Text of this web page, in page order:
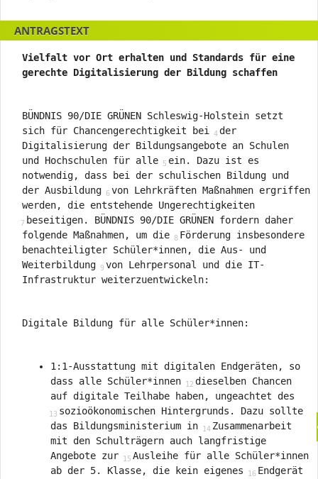
verschiedene
Rahmendaten
zum
ANTRAGSTEXT
Vielfalt vor Ort erhalten und Standards für eine
gerechte Digitalisierung der Bildung schaffen
BÜNDNIS 90/DIE GRÜNEN Schleswig-Holstein setzt
sich für Chancengerechtigkeit bei der
Digitalisierung der Bildungsangebote an Schulen
und Hochschulen für alle ein. Dazu ist es
notwendig, dass bei der schulischen Bildung und
der Ausbildung von Lehrkräften Maßnahmen ergriffen
werden, die entstehende Ungerechtigkeiten
beseitigen. BÜNDNIS 90/DIE GRÜNEN fordern daher
folgende Maßnahmen, um die Förderung insbesondere
benachteiligter Schüler*innen, die Aus- und
Weiterbildung von Lehrpersonal und die IT-
Infrastruktur weiterzuentwickeln:
Digitale Bildung für alle Schüler*innen:
1:1-Ausstattung mit digitalen Endgeräten, so
dass alle Schüler*innen
dieselben Chancen
auf digitale Teilhabe haben, ungeachtet des
sozioökonomischen Hintergrunds. Dazu sollte
das Bildungsministerium in
Zusammenarbeit
mit den Schulträgern auch langfristige
Angebote zur
Ausleihe für alle Schüler*innen
ab der 5. Klasse, die kein eigenes
Endgerät